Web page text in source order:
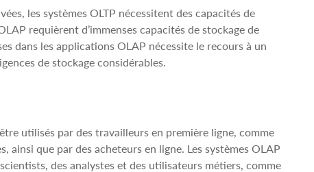
les systèmes OLTP nécessitent des capacités de
requièrent d’immenses capacités de stockage de
dans les applications OLAP nécessite le recours à un
de stockage considérables.
utilisés par des travailleurs en première ligne, comme
ainsi que par des acheteurs en ligne. Les systèmes OLAP
des analystes et des utilisateurs métiers, comme